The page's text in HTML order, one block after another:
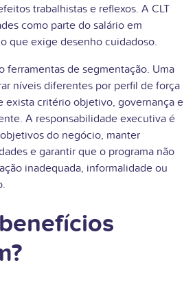
trabalhistas e reflexos. A CLT
como parte do salário em
que exige desenho cuidadoso.
ferramentas de segmentação. Uma
níveis diferentes por perfil de força
exista critério objetivo, governança e
A responsabilidade executiva é
do negócio, manter
e garantir que o programa não
inadequada, informalidade ou